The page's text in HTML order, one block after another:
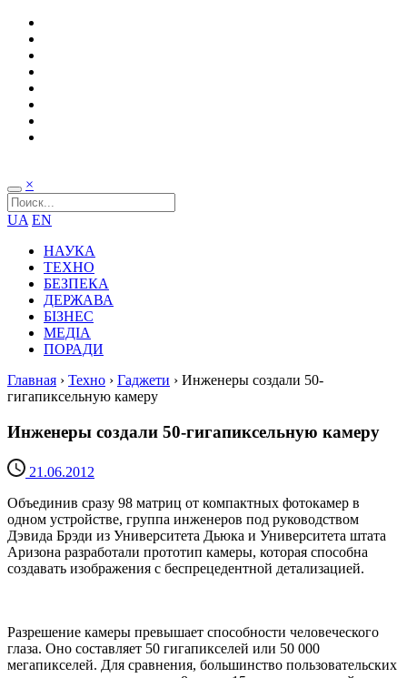
×
UA EN
НАУКА
ТЕХНО
БЕЗПЕКА
ДЕРЖАВА
БІЗНЕС
МЕДІА
ПОРАДИ
Главная › Техно › Гаджети › Инженеры создали 50-
гигапиксельную камеру
Инженеры создали 50-гигапиксельную камеру
21.06.2012
Объединив сразу 98 матриц от компактных фотокамер в
одном устройстве, группа инженеров под руководством
Дэвида Брэди из Университета Дьюка и Университета штата
Аризона разработали прототип камеры, которая способна
создавать изображения с беспрецедентной детализацией.
Разрешение камеры превышает способности человеческого
глаза. Оно составляет 50 гигапикселей или 50 000
мегапикселей. Для сравнения, большинство пользовательских